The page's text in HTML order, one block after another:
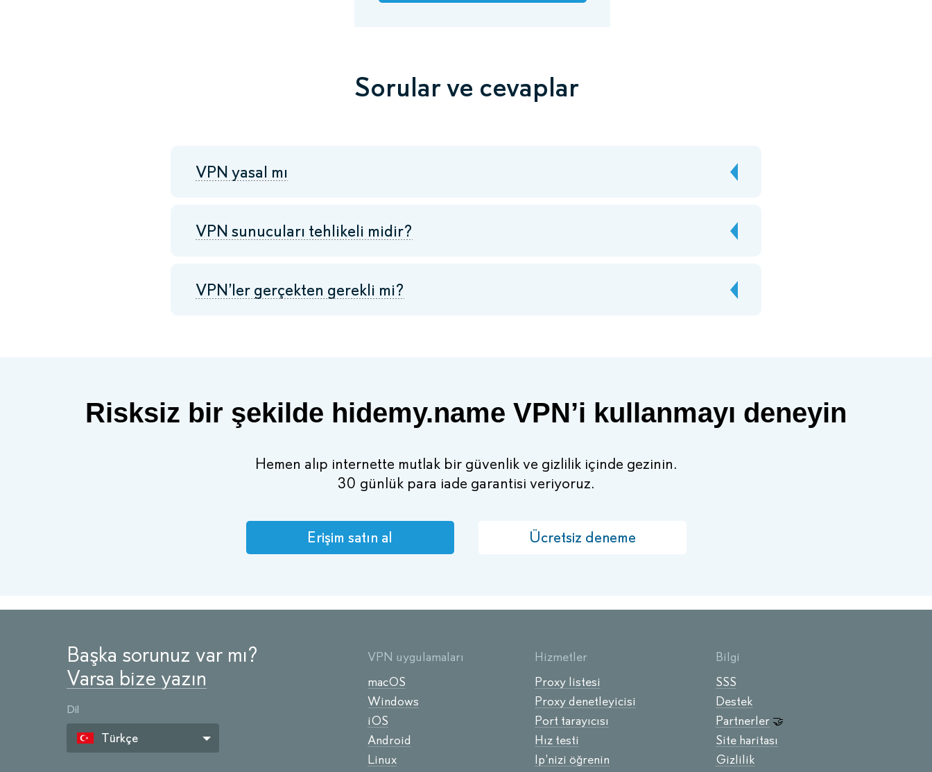
Sorular ve cevaplar
VPN yasal mı
VPN sunucuları tehlikeli midir?
VPN’ler gerçekten gerekli mi?
Risksiz bir şekilde hidemy.name VPN’i kullanmayı deneyin
Hemen alıp internette mutlak bir güvenlik ve gizlilik içinde gezinin.
30 günlük para iade garantisi veriyoruz.
Erişim satın al Ücretsiz deneme
Başka sorunuz var mı?
Varsa bize yazın
Dil
Türkçe
VPN uygulamaları
macOS
Windows
iOS
Android
Linux
Hizmetler
Proxy listesi
Proxy denetleyicisi
Port tarayıcısı
Hız testi
Ip’nizi öğrenin
Bilgi
SSS
Destek
Partnerler 🤝
Site haritası
Gizlilik